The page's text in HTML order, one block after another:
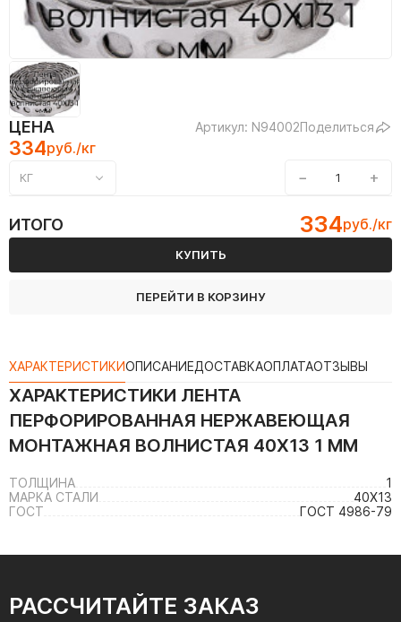
ЦЕНА Артикул: N94002Поделиться
334руб./кг
КГ − +
ИТОГО 334руб./кг
КУПИТЬ
ПЕРЕЙТИ В КОРЗИНУ
ХАРАКТЕРИСТИКИОПИСАНИЕДОСТАВКАОПЛАТАОТЗЫВЫ
ХАРАКТЕРИСТИКИ ЛЕНТА
ПЕРФОРИРОВАННАЯ НЕРЖАВЕЮЩАЯ
МОНТАЖНАЯ ВОЛНИСТАЯ 40Х13 1 ММ
ТОЛЩИНА
1
МАРКА СТАЛИ
40Х13
ГОСТ
ГОСТ 4986-79
РАССЧИТАЙТЕ ЗАКАЗ